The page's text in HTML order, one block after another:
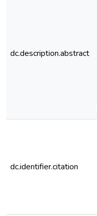
dc.description.abstract
dc.identifier.citation